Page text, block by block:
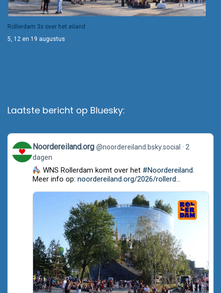
Rollerdam 3x over het eiland
5, 12 en 19 augustus
Laatste bericht op Bluesky:
View
post
by
Noordereiland.org
Bluesky
Noordereiland.org @noordereiland.bsky.social
2
dagen
WNS Rollerdam komt over het #Noordereiland.
Meer info op: noordereiland.org/2026/rollerd...